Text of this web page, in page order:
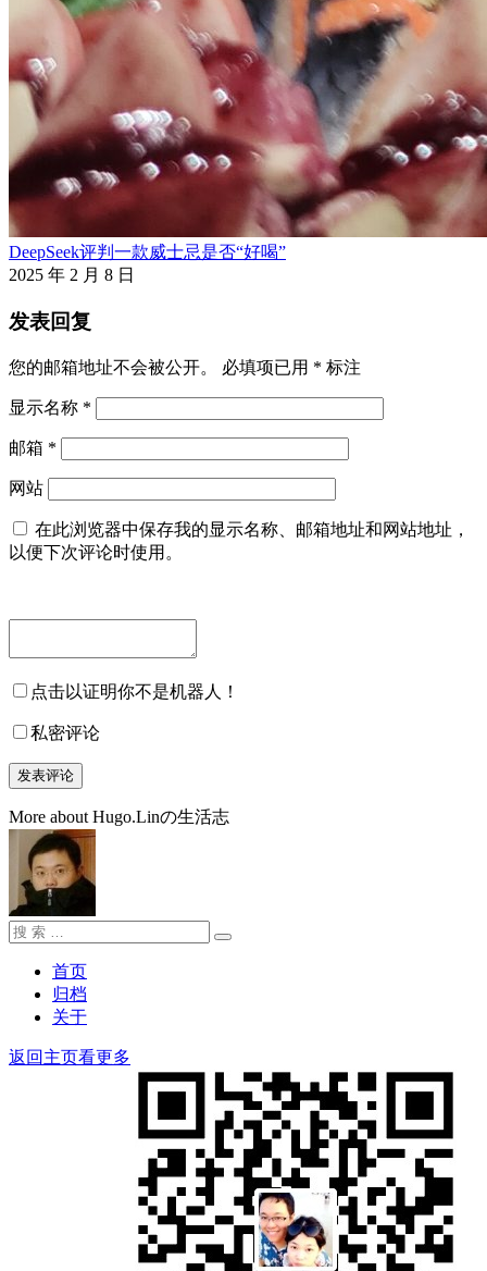
DeepSeek评判一款威士忌是否“好喝”
2025 年 2 月 8 日
发表回复
您的邮箱地址不会被公开。 必填项已用 * 标注
显示名称 *
邮箱 *
网站
在此浏览器中保存我的显示名称、邮箱地址和网站地址，
以便下次评论时使用。
点击以证明你不是机器人！
私密评论
More about Hugo.Linの生活志
搜
搜
首页
归档
关于
返回主页看更多